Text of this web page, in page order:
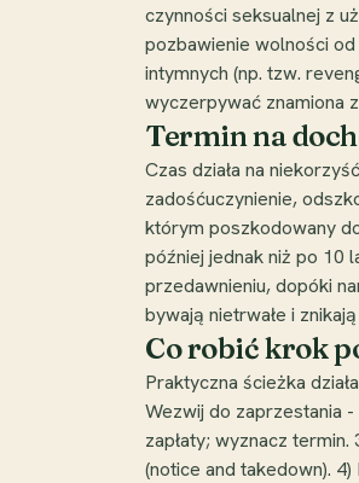
czynności seksualnej z
pozbawienie wolności
intymnych (np. tzw.
wyczerpywać znamiona
Termin na
Czas działa na
zadośćuczynienie,
którym poszkodowany
później jednak niż po 10
przedawnieniu, dopóki
bywają nietrwałe i
Co robić krok
Praktyczna ścieżka
Wezwij do zaprzestania
zapłaty; wyznacz
(notice and takedown).